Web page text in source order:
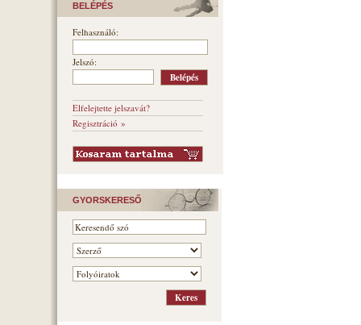
BELÉPÉS
Felhasználó:
Jelszó:
Elfelejtette jelszavát?
Regisztráció »
GYORSKERESŐ